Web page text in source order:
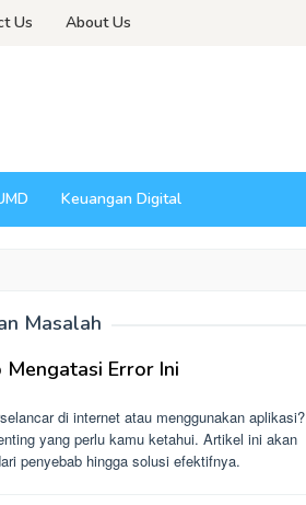
Us About Us
Keuangan Digital
Masalah
Error Ini
di internet atau menggunakan aplikasi?
yang perlu kamu ketahui. Artikel ini akan
penyebab hingga solusi efektifnya.